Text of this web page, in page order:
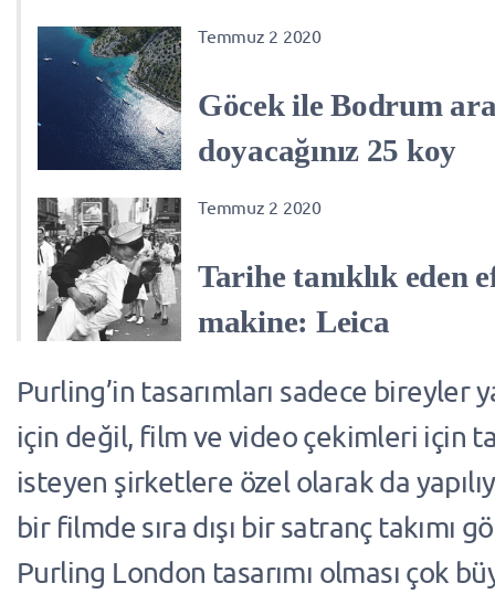
Temmuz 2 2020
Göcek ile Bodrum
doyacağınız 25 koy
Temmuz 2 2020
Tarihe tanıklık eden
makine: Leica
Purling’in tasarımları sadece bireyler
için değil, film ve video çekimleri için
isteyen şirketlere özel olarak da
bir filmde sıra dışı bir satranç takımı
Purling London tasarımı olması çok